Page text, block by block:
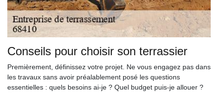
Conseils pour choisir son terrassier
Premièrement, définissez votre projet. Ne vous engagez pas dans
les travaux sans avoir préalablement posé les questions
essentielles : quels besoins ai-je ? Quel budget puis-je allouer ?